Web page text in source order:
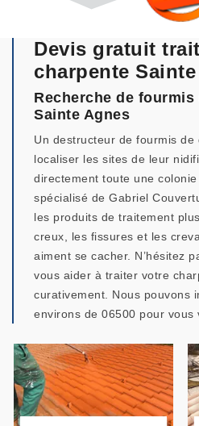
Devis gratuit
charpente
Recherche de fourmis
Sainte Agnes
Un destructeur de fourmis
localiser les sites de leur
directement toute une
spécialisé de Gabriel
les produits de traitement
creux, les fissures et les
aiment se cacher. N’hésitez
vous aider à traiter votre
curativement. Nous pouvons
environs de 06500 pour vous